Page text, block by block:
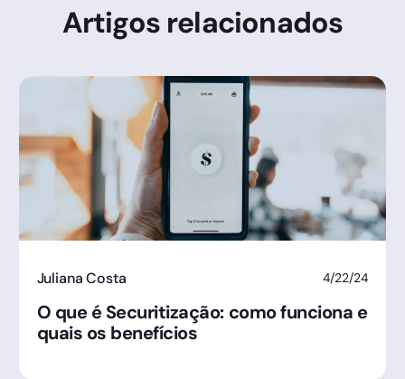
Artigos relacionados
Juliana Costa 4/22/24
O que é Securitização: como funciona e
quais os benefícios